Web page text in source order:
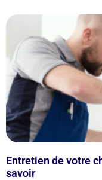
Entretien de votre
savoir